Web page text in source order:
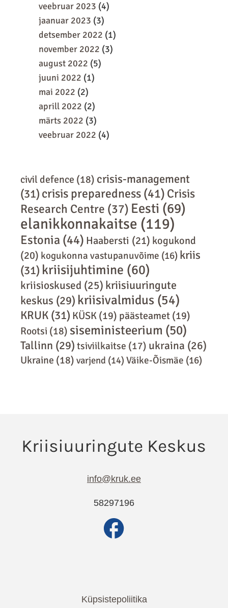
veebruar 2023 (4)
jaanuar 2023 (3)
detsember 2022 (1)
november 2022 (3)
august 2022 (5)
juuni 2022 (1)
mai 2022 (2)
aprill 2022 (2)
märts 2022 (3)
veebruar 2022 (4)
civil defence (18) crisis-management
(31) crisis preparedness (41) Crisis
Research Centre (37) Eesti (69)
elanikkonnakaitse (119)
Estonia (44) Haabersti (21) kogukond
(20) kogukonna vastupanuvõime (16) kriis
(31) kriisijuhtimine (60)
kriisioskused (25) kriisiuuringute
keskus (29) kriisivalmidus (54)
KRUK (31) KÜSK (19) päästeamet (19)
Rootsi (18) siseministeerium (50)
Tallinn (29) tsiviilkaitse (17) ukraina (26)
Ukraine (18) varjend (14) Väike-Õismäe (16)
info@kruk.ee
58297196
Küpsistepoliitika